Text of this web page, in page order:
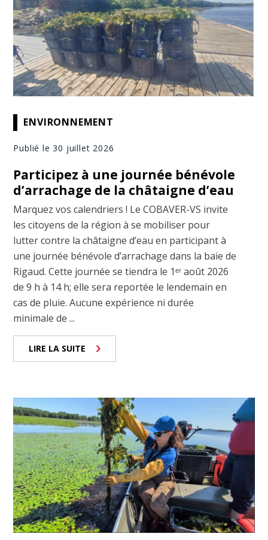
ENVIRONNEMENT
Publié le 30 juillet 2026
Participez à une journée bénévole
d’arrachage de la châtaigne d’eau
Marquez vos calendriers ! Le COBAVER-VS invite
les citoyens de la région à se mobiliser pour
lutter contre la châtaigne d’eau en participant à
une journée bénévole d’arrachage dans la baie de
Rigaud. Cette journée se tiendra le 1ᵉʳ août 2026
de 9 h à 14 h; elle sera reportée le lendemain en
cas de pluie. Aucune expérience ni durée
minimale de ...
LIRE LA SUITE